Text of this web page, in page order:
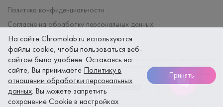
Политика конфиденциальности
Согласие на обработку персональных данных
Договор на оказание мед. услуг
Безопасность платежей гарантируется использованием SSL
протокола. Данные вашей банковской карты надежно защищены при
оплате онлайн
Сайт разработанmegaBit
На сайте Chromolab.ru используются
файлы cookie, чтобы пользоваться веб-
сайтом было удобнее. Оставаясь на
сайте, Вы принимаете Политику в
отношении обработки персональных
данных. Вы можете запретить
сохранение Cookie в настройках
Принять